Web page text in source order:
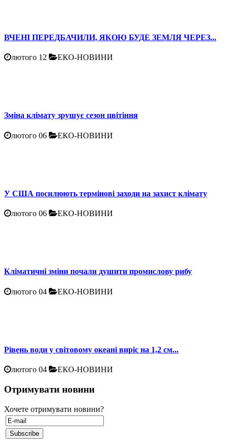
ВЧЕНІ ПЕРЕДБАЧИЛИ, ЯКОЮ БУДЕ ЗЕМЛЯ ЧЕРЕЗ...
лютого 12 ЕКО-НОВИНИ
Зміна клімату зрушує сезон цвітіння
лютого 06 ЕКО-НОВИНИ
У США посилюють термінові заходи на захист клімату
лютого 06 ЕКО-НОВИНИ
Кліматичні зміни почали душити промислову рибу
лютого 04 ЕКО-НОВИНИ
Рівень води у світовому океані виріс на 1,2 см...
лютого 04 ЕКО-НОВИНИ
Отримувати новини
Хочете отримувати новини?